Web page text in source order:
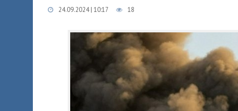
24.09.2024 | 10:17 18